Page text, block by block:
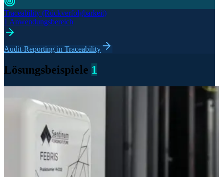
Traceability (Rückverfolgbarkeit)
1 Anwendungsbereich
Audit-Reporting in Traceability
Lösungsbeispiele 1